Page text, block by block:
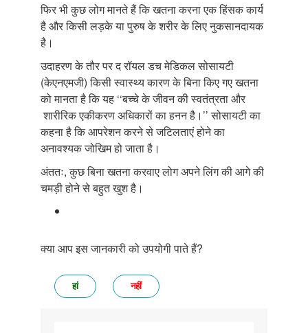
फिर भी कुछ लोग मानते हैं कि खतना करना एक हिंसक कार्य
है और किसी लड़के या पुरुष के शरीर के लिए नुकसानदायक
है।
उदाहरण के तौर पर द रॉयल डच मेडिकल सोसायटी
(केएनएमजी) किसी स्वास्थ्य कारण के बिना किए गए खतना
को मानता है कि यह ‘‘बच्चे के जीवन की स्वतंत्रता और
शारीरिक एकीकरण अधिकारों का हनन है।’’ सोसायटी का
कहना है कि आपरेशन करने से जटिलताएं होने का
अनावश्यक जोखिम हो जाता है।
अंततः, कुछ बिना खतना करवाए लोग अपने लिंग की आगे की
चमड़ी होने से बहुत खुश है।
क्या आप इस जानकारी को उपयोगी पाते हैं?
हां नहीं